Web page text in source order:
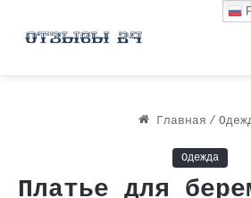
Главная /
Одежда
Платье для